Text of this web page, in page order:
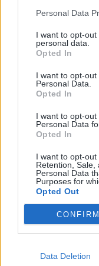
Personal Data
I want to opt-
personal data.
Opted In
I want to opt-
Personal Data.
Opted In
I want to opt-
Personal Data
Opted In
I want to opt-out
Retention, Sale,
Personal Data
Purposes for
Opted Out
CONFIRM
Data Deletion
l’impact
atteignant
qui
solution de